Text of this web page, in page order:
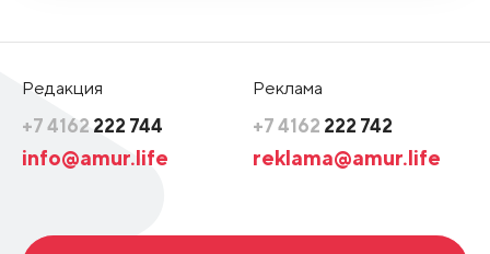
Редакция
+7 4162 222 744
info@amur.life
Реклама
+7 4162 222 742
reklama@amur.life